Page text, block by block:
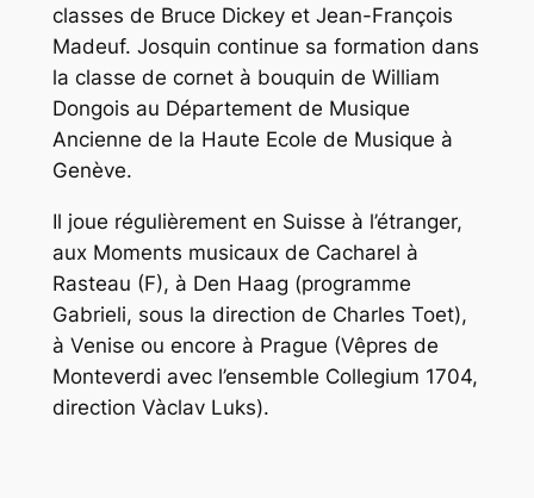
classes de Bruce Dickey et Jean-François
Madeuf. Josquin continue sa formation dans
la classe de cornet à bouquin de William
Dongois au Département de Musique
Ancienne de la Haute Ecole de Musique à
Genève.
Il joue régulièrement en Suisse à l’étranger,
aux Moments musicaux de Cacharel à
Rasteau (F), à Den Haag (programme
Gabrieli, sous la direction de Charles Toet),
à Venise ou encore à Prague (Vêpres de
Monteverdi avec l’ensemble Collegium 1704,
direction Vàclav Luks).